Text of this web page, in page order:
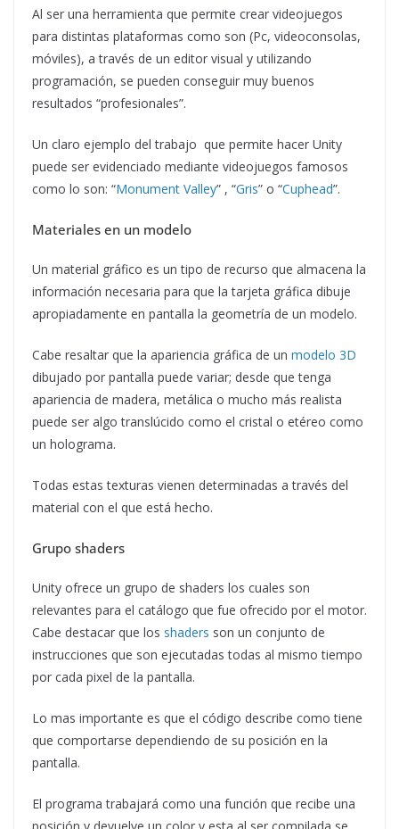
Al ser una herramienta que permite crear videojuegos
para distintas plataformas como son (Pc, videoconsolas,
móviles), a través de un editor visual y utilizando
programación, se pueden conseguir muy buenos
resultados “profesionales”.
Un claro ejemplo del trabajo que permite hacer Unity
puede ser evidenciado mediante videojuegos famosos
como lo son: “Monument Valley” , “Gris” o “Cuphead”.
Materiales en un modelo
Un material gráfico es un tipo de recurso que almacena la
información necesaria para que la tarjeta gráfica dibuje
apropiadamente en pantalla la geometría de un modelo.
Cabe resaltar que la apariencia gráfica de un modelo 3D
dibujado por pantalla puede variar; desde que tenga
apariencia de madera, metálica o mucho más realista
puede ser algo translúcido como el cristal o etéreo como
un holograma.
Todas estas texturas vienen determinadas a través del
material con el que está hecho.
Grupo shaders
Unity ofrece un grupo de shaders los cuales son
relevantes para el catálogo que fue ofrecido por el motor.
Cabe destacar que los shaders son un conjunto de
instrucciones que son ejecutadas todas al mismo tiempo
por cada pixel de la pantalla.
Lo mas importante es que el código describe como tiene
que comportarse dependiendo de su posición en la
pantalla.
El programa trabajará como una función que recibe una